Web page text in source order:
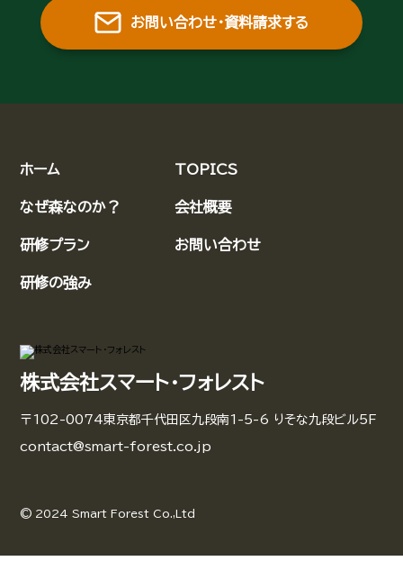
お問い合わせ・資料請求する
株式会社スマート・フォレスト
〒102-0074東京都千代田区九段南1-5-6 りそな九段ビル5F
contact@smart-forest.co.jp
© 2024 Smart Forest Co.,Ltd
ホーム
なぜ森なのか？
研修プラン
研修の強み
TOPICS
会社概要
お問い合わせ